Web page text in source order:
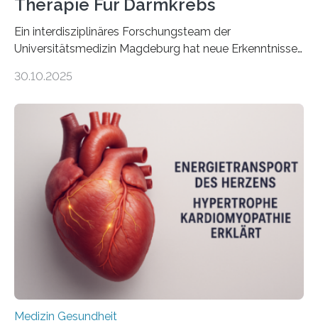
Therapie Für Darmkrebs
Ein interdisziplinäres Forschungsteam der
Universitätsmedizin Magdeburg hat neue Erkenntnisse
behandelt werden kann. In ihrer aktuellen Studie,
Oncology, zeigen die Forschenden, dass Mini-Tumore
aus Gewebe von Patientinnen und Patienten –
sogenannte Organoide – genutzt werden können, um
vorab zu prüfen, welche Medikamente am besten
wirken. Dabei wurde ein Eiweiß identifiziert, das künftig
als Biomarker für die Wahl der passenden Therapie
dienen könnte. Darmkrebs zählt weltweit zu den
häufigsten Krebsarten und stellt…
30.10.2025
Medizin Gesundheit